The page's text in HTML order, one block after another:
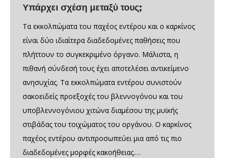
Υπάρχει σχέση μεταξύ τους;
Τα εκκολπώματα του παχέος εντέρου και ο καρκίνος
είναι δύο ιδιαίτερα διαδεδομένες παθήσεις που
πλήττουν το συγκεκριμένο όργανο. Μάλιστα, η
πιθανή σύνδεσή τους έχει αποτελέσει αντικείμενο
ανησυχίας. Τα εκκολπώματα εντέρου συνιστούν
σακοειδείς προεξοχές του βλεννογόνου και του
υποβλεννογόνιου χιτώνα διαμέσου της μυϊκής
στιβάδας του τοιχώματος του οργάνου. Ο καρκίνος
παχέος εντέρου αντιπροσωπεύει μια από τις πιο
διαδεδομένες μορφές κακοήθειας.…